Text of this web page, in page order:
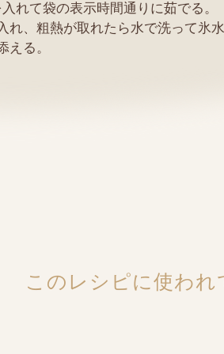
れて袋の表示時間通りに茹でる。
れ、粗熱が取れたら水で洗って氷
える。
このレシピに使われ